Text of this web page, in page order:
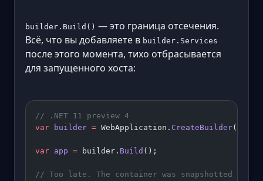
builder.Build() — это граница отсечения.
Всё, что вы добавляете в builder.Services
после этого момента, тихо отбрасывается
для запущенного хоста:
// .NET 11 preview 4
var builder = WebApplication. CreateBuilder
var app = builder. Build ();
// Too late. The container was snapshotted in